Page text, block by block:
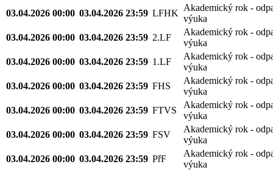
03.04.2026 00:00 03.04.2026 23:59 LFHK
Akademický rok -
výuka
03.04.2026 00:00 03.04.2026 23:59 2.LF
Akademický rok -
výuka
03.04.2026 00:00 03.04.2026 23:59 1.LF
Akademický rok -
výuka
03.04.2026 00:00 03.04.2026 23:59 FHS
Akademický rok -
výuka
03.04.2026 00:00 03.04.2026 23:59 FTVS
Akademický rok -
výuka
03.04.2026 00:00 03.04.2026 23:59 FSV
Akademický rok -
výuka
03.04.2026 00:00 03.04.2026 23:59 PřF
Akademický rok -
výuka